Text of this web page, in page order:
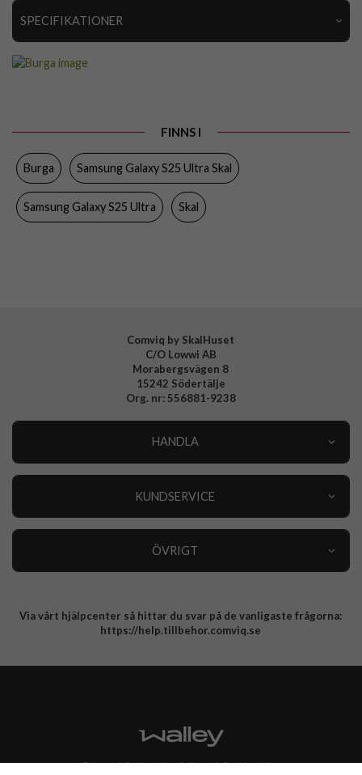
SPECIFIKATIONER
Material Hårdplast (PC), Mjukplast (TPU)
Tillverkarens art nr
FINNS I
Burga Samsung Galaxy S25 Ultra Skal
Samsung Galaxy S25 Ultra Skal
Comviq by SkalHuset
C/O Lowwi AB
Morabergsvägen 8
15242 Södertälje
Org. nr: 556881-9238
HANDLA
KUNDSERVICE
ÖVRIGT
Integritetspolicy
Via vårt hjälpcenter så hittar du svar på de vanligaste frågorna:
https://help.tillbehor.comviq.se